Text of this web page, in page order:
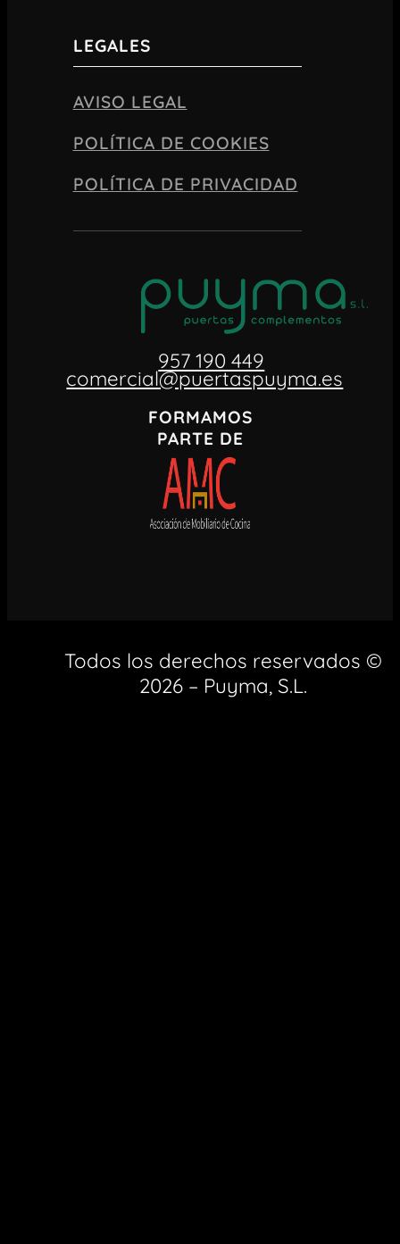
957 190 449
comercial@puertaspuyma.es
FORMAMOS
PARTE DE
LEGALES
AVISO LEGAL
POLÍTICA DE COOKIES
POLÍTICA DE PRIVACIDAD
Todos los derechos reservados ©
2026 – Puyma, S.L.